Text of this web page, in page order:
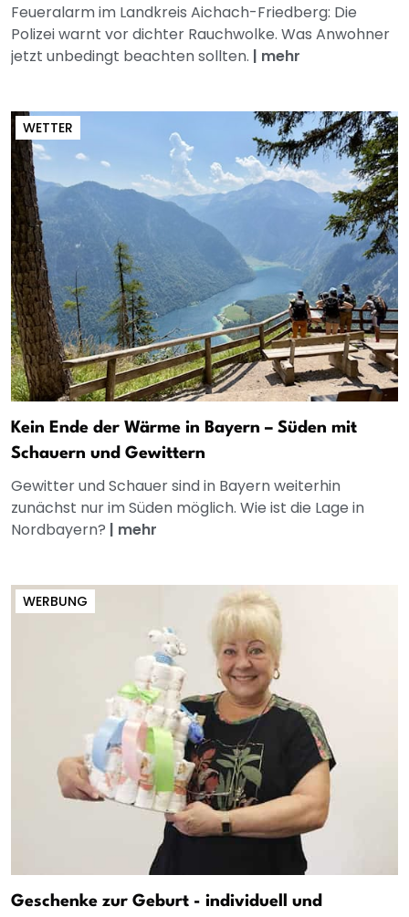
Feueralarm im Landkreis Aichach-Friedberg: Die
Polizei warnt vor dichter Rauchwolke. Was Anwohner
jetzt unbedingt beachten sollten. | mehr
WETTER
Kein Ende der Wärme in Bayern – Süden mit
Schauern und Gewittern
Gewitter und Schauer sind in Bayern weiterhin
zunächst nur im Süden möglich. Wie ist die Lage in
Nordbayern? | mehr
WERBUNG
Geschenke zur Geburt - individuell und